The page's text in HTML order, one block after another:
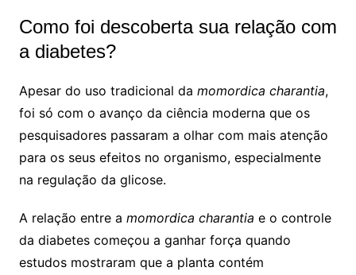
Como foi descoberta sua relação com
a diabetes?
Apesar do uso tradicional da momordica charantia,
foi só com o avanço da ciência moderna que os
pesquisadores passaram a olhar com mais atenção
para os seus efeitos no organismo, especialmente
na regulação da glicose.
A relação entre a momordica charantia e o controle
da diabetes começou a ganhar força quando
estudos mostraram que a planta contém